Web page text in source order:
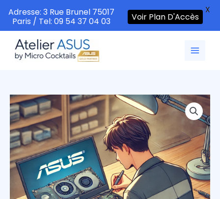
contenu
Adresse: 3 Rue Brunel 75017
Paris / Tel: 09 54 37 04 03
Voir Plan D'Accès
X